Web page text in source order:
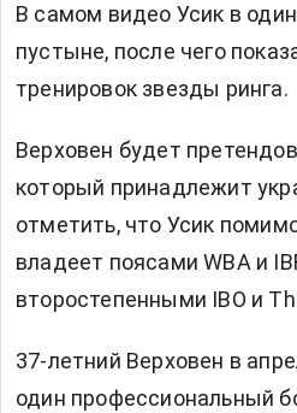
В самом видео Усик в
пустыне, после чего
тренировок звезды ринга.
Верховен будет
который принадлежит
отметить, что Усик
владеет поясами WBA и
второстепенными IBO и
37-летний Верховен в
один профессиональный